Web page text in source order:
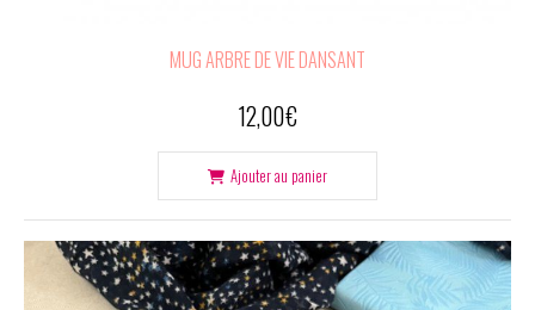
MUG ARBRE DE VIE DANSANT
12,00€
Ajouter au panier